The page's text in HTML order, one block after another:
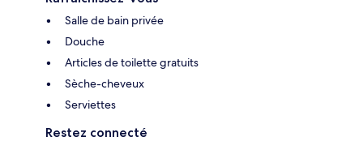
Salle de bain privée
Douche
Articles de toilette gratuits
Sèche-cheveux
Serviettes
Restez connecté